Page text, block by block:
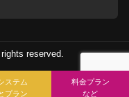
reserved.
ステム
プラン
料金プラン
など